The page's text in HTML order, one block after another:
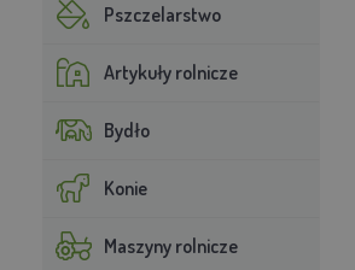
Pszczelarstwo
Artykuły rolnicze
Bydło
Konie
Maszyny rolnicze